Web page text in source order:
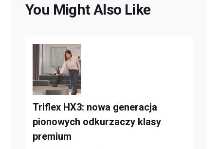
You Might Also Like
Triflex HX3: nowa generacja
pionowych odkurzaczy klasy
premium